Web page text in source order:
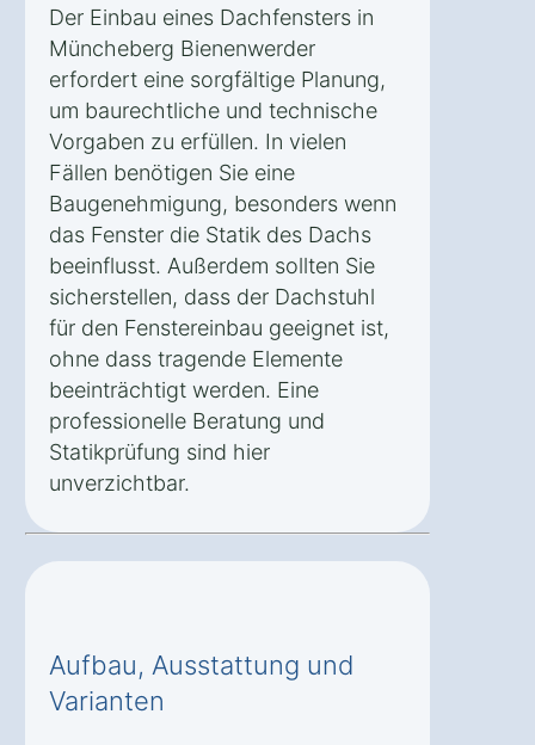
Der Einbau eines Dachfensters in
Müncheberg Bienenwerder
erfordert eine sorgfältige Planung,
um baurechtliche und technische
Vorgaben zu erfüllen. In vielen
Fällen benötigen Sie eine
Baugenehmigung, besonders wenn
das Fenster die Statik des Dachs
beeinflusst. Außerdem sollten Sie
sicherstellen, dass der Dachstuhl
für den Fenstereinbau geeignet ist,
ohne dass tragende Elemente
beeinträchtigt werden. Eine
professionelle Beratung und
Statikprüfung sind hier
unverzichtbar.
Aufbau, Ausstattung und
Varianten